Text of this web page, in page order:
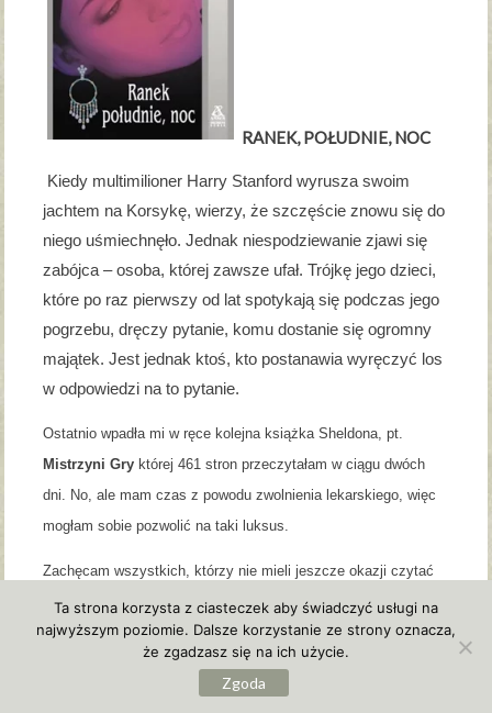
RANEK, POŁUDNIE, NOC
Kiedy multimilioner Harry Stanford wyrusza swoim
jachtem na Korsykę, wierzy, że szczęście znowu się do
niego uśmiechnęło. Jednak niespodziewanie zjawi się
zabójca – osoba, której zawsze ufał. Trójkę jego dzieci,
które po raz pierwszy od lat spotykają się podczas jego
pogrzebu, dręczy pytanie, komu dostanie się ogromny
majątek. Jest jednak ktoś, kto postanawia wyręczyć los
w odpowiedzi na to pytanie.
Ostatnio wpadła mi w ręce kolejna książka Sheldona, pt.
Mistrzyni Gry której 461 stron przeczytałam w ciągu dwóch
dni. No, ale mam czas z powodu zwolnienia lekarskiego, więc
mogłam sobie pozwolić na taki luksus.
Zachęcam wszystkich, którzy nie mieli jeszcze okazji czytać
Sheldona do sięgnięcia po jego książki. Naprawdę warto.
opisy pozwoliłam sobie zapożyczyć z wp.pl
EmailShare
Ta strona korzysta z ciasteczek aby świadczyć usługi na
najwyższym poziomie. Dalsze korzystanie ze strony oznacza,
że zgadzasz się na ich użycie.
Zgoda